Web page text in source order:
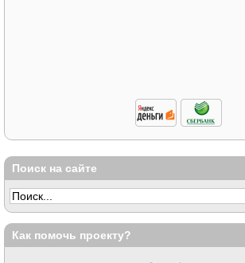
Поиск на сайте
Как помочь проекту?